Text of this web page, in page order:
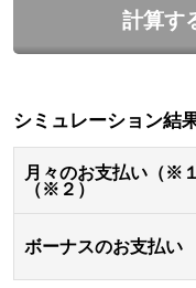
計算す
シミュレーション結
月々のお支払い（※１
（※２）
ボーナスのお支払い